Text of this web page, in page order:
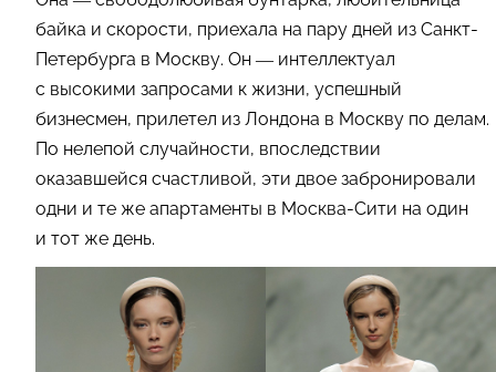
байка и скорости, приехала на пару дней из Санкт-
Петербурга в Москву. Он — интеллектуал
с высокими запросами к жизни, успешный
бизнесмен, прилетел из Лондона в Москву по делам.
По нелепой случайности, впоследствии
оказавшейся счастливой, эти двое забронировали
одни и те же апартаменты в Москва-Сити на один
и тот же день.